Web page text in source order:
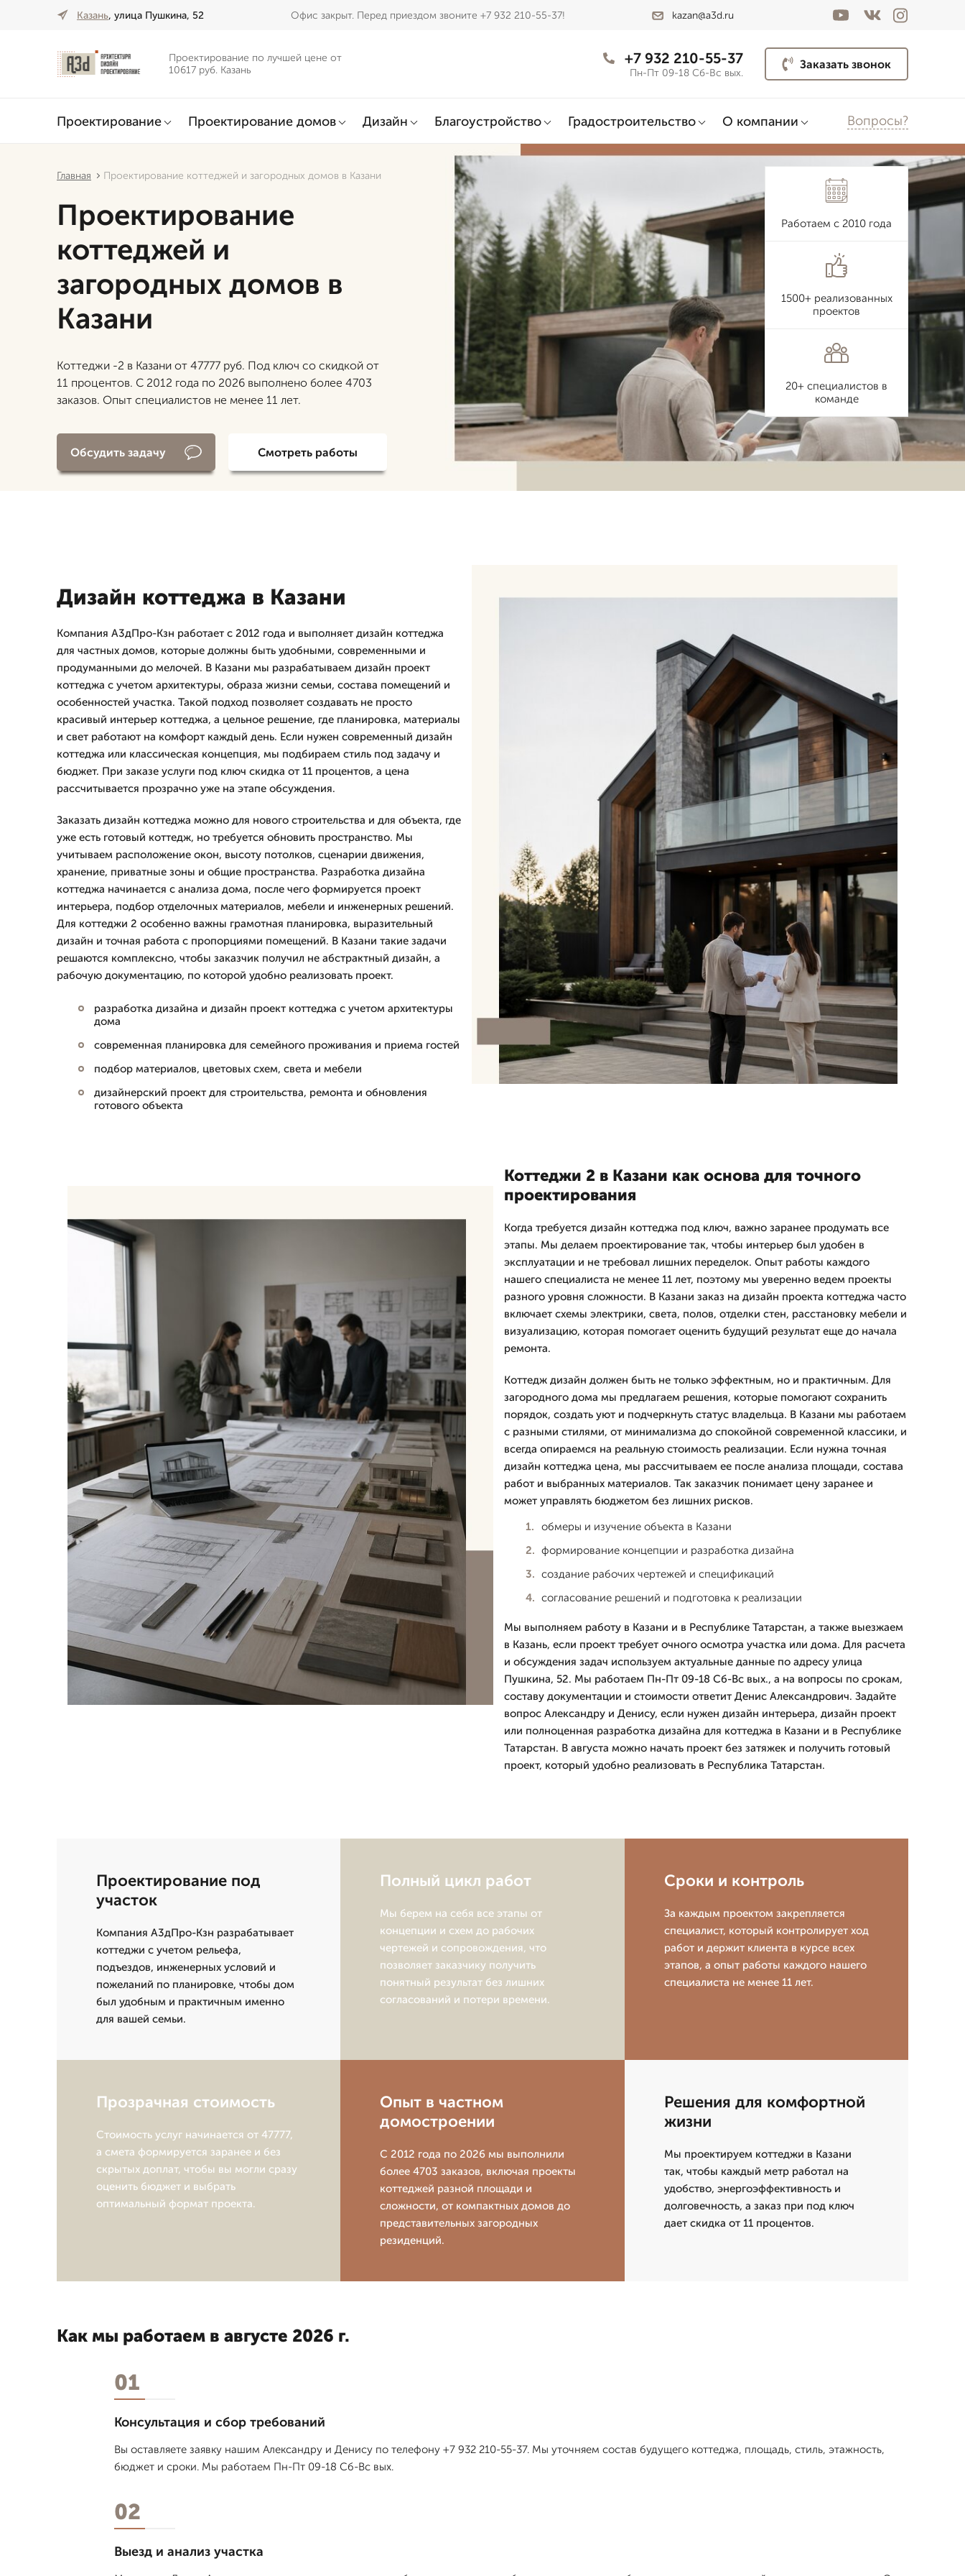
Казань, улица Пушкина, 52 Офис закрыт. Перед приездом звоните +7 932 210-55-37! kazan@a3d.ru
Проектирование по лучшей цене от
10617 руб. Казань
+7 932 210-55-37
Пн-Пт 09-18 Сб-Вс вых.
Заказать звонок
Проектирование Проектирование домов Дизайн Благоустройство Градостроительство О компании Вопросы?
Главная Проектирование коттеджей и загородных домов в Казани
Проектирование
коттеджей и
загородных домов в
Казани
Коттеджи -2 в Казани от 47777 руб. Под ключ со скидкой от
11 процентов. С 2012 года по 2026 выполнено более 4703
заказов. Опыт специалистов не менее 11 лет.
Обсудить задачу Смотреть работы
Работаем с 2010 года
1500+ реализованных
проектов
20+ специалистов в
команде
Дизайн коттеджа в Казани
Компания А3дПро-Кзн работает с 2012 года и выполняет дизайн коттеджа
для частных домов, которые должны быть удобными, современными и
продуманными до мелочей. В Казани мы разрабатываем дизайн проект
коттеджа с учетом архитектуры, образа жизни семьи, состава помещений и
особенностей участка. Такой подход позволяет создавать не просто
красивый интерьер коттеджа, а цельное решение, где планировка, материалы
и свет работают на комфорт каждый день. Если нужен современный дизайн
коттеджа или классическая концепция, мы подбираем стиль под задачу и
бюджет. При заказе услуги под ключ скидка от 11 процентов, а цена
рассчитывается прозрачно уже на этапе обсуждения.
Заказать дизайн коттеджа можно для нового строительства и для объекта, где
уже есть готовый коттедж, но требуется обновить пространство. Мы
учитываем расположение окон, высоту потолков, сценарии движения,
хранение, приватные зоны и общие пространства. Разработка дизайна
коттеджа начинается с анализа дома, после чего формируется проект
интерьера, подбор отделочных материалов, мебели и инженерных решений.
Для коттеджи 2 особенно важны грамотная планировка, выразительный
дизайн и точная работа с пропорциями помещений. В Казани такие задачи
решаются комплексно, чтобы заказчик получил не абстрактный дизайн, а
рабочую документацию, по которой удобно реализовать проект.
разработка дизайна и дизайн проект коттеджа с учетом архитектуры
дома
современная планировка для семейного проживания и приема гостей
подбор материалов, цветовых схем, света и мебели
дизайнерский проект для строительства, ремонта и обновления
готового объекта
Коттеджи 2 в Казани как основа для точного
проектирования
Когда требуется дизайн коттеджа под ключ, важно заранее продумать все
этапы. Мы делаем проектирование так, чтобы интерьер был удобен в
эксплуатации и не требовал лишних переделок. Опыт работы каждого
нашего специалиста не менее 11 лет, поэтому мы уверенно ведем проекты
разного уровня сложности. В Казани заказ на дизайн проекта коттеджа часто
включает схемы электрики, света, полов, отделки стен, расстановку мебели и
визуализацию, которая помогает оценить будущий результат еще до начала
ремонта.
Коттедж дизайн должен быть не только эффектным, но и практичным. Для
загородного дома мы предлагаем решения, которые помогают сохранить
порядок, создать уют и подчеркнуть статус владельца. В Казани мы работаем
с разными стилями, от минимализма до спокойной современной классики, и
всегда опираемся на реальную стоимость реализации. Если нужна точная
дизайн коттеджа цена, мы рассчитываем ее после анализа площади, состава
работ и выбранных материалов. Так заказчик понимает цену заранее и
может управлять бюджетом без лишних рисков.
обмеры и изучение объекта в Казани
формирование концепции и разработка дизайна
создание рабочих чертежей и спецификаций
согласование решений и подготовка к реализации
Мы выполняем работу в Казани и в Республике Татарстан, а также выезжаем
в Казань, если проект требует очного осмотра участка или дома. Для расчета
и обсуждения задач используем актуальные данные по адресу улица
Пушкина, 52. Мы работаем Пн-Пт 09-18 Сб-Вс вых., а на вопросы по срокам,
составу документации и стоимости ответит Денис Александрович. Задайте
вопрос Александру и Денису, если нужен дизайн интерьера, дизайн проект
или полноценная разработка дизайна для коттеджа в Казани и в Республике
Татарстан. В августа можно начать проект без затяжек и получить готовый
проект, который удобно реализовать в Республика Татарстан.
Проектирование под
участок
Компания А3дПро-Кзн разрабатывает
коттеджи с учетом рельефа,
подъездов, инженерных условий и
пожеланий по планировке, чтобы дом
был удобным и практичным именно
для вашей семьи.
Полный цикл работ
Мы берем на себя все этапы от
концепции и схем до рабочих
чертежей и сопровождения, что
позволяет заказчику получить
понятный результат без лишних
согласований и потери времени.
Сроки и контроль
За каждым проектом закрепляется
специалист, который контролирует ход
работ и держит клиента в курсе всех
этапов, а опыт работы каждого нашего
специалиста не менее 11 лет.
Прозрачная стоимость
Стоимость услуг начинается от 47777,
а смета формируется заранее и без
скрытых доплат, чтобы вы могли сразу
оценить бюджет и выбрать
оптимальный формат проекта.
Опыт в частном
домостроении
С 2012 года по 2026 мы выполнили
более 4703 заказов, включая проекты
коттеджей разной площади и
сложности, от компактных домов до
представительных загородных
резиденций.
Решения для комфортной
жизни
Мы проектируем коттеджи в Казани
так, чтобы каждый метр работал на
удобство, энергоэффективность и
долговечность, а заказ при под ключ
дает скидка от 11 процентов.
Как мы работаем в августе 2026 г.
01
Консультация и сбор требований
Вы оставляете заявку нашим Александру и Денису по телефону +7 932 210-55-37. Мы уточняем состав будущего коттеджа, площадь, стиль, этажность,
бюджет и сроки. Мы работаем Пн-Пт 09-18 Сб-Вс вых.
02
Выезд и анализ участка